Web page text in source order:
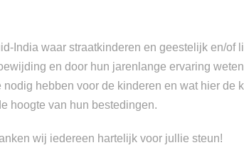
India waar straatkinderen en geestelijk en/
en door hun jarenlange ervaring
hebben voor de kinderen en wat hier
hoogte van hun bestedingen.
wij iedereen hartelijk voor jullie steun!